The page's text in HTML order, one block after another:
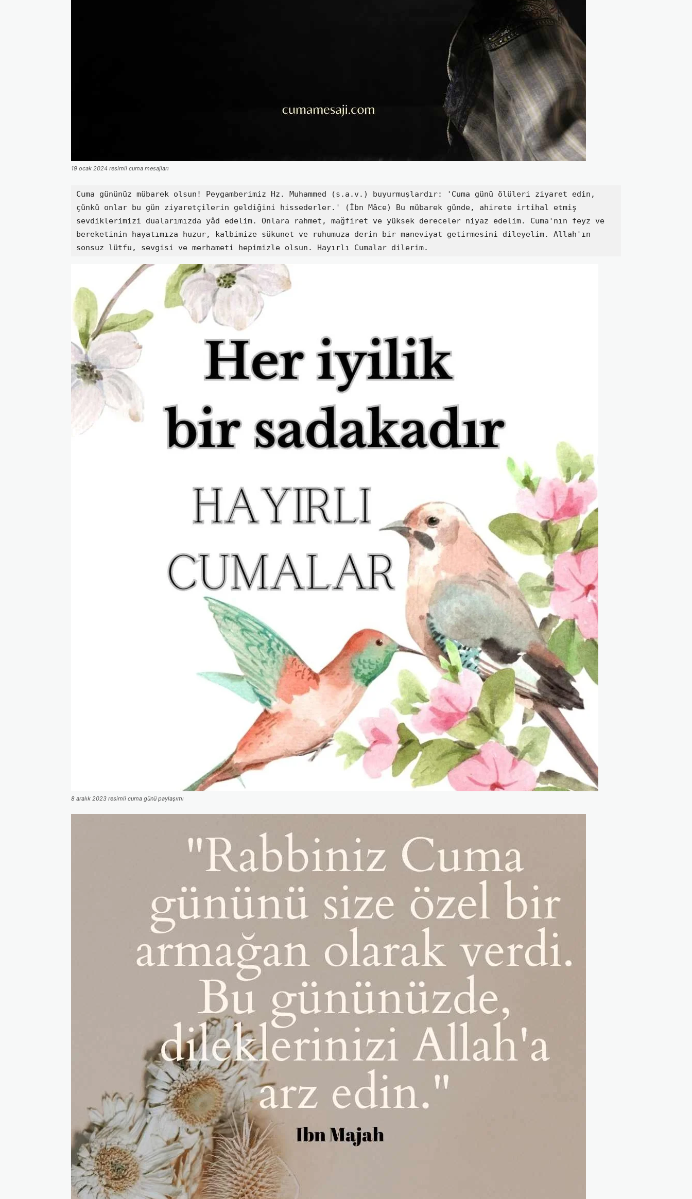
19 ocak 2024 resimli cuma mesajları
Cuma gününüz mübarek olsun! Peygamberimiz Hz. Muhammed (s.a.v.) buyurmuşlardır: 'Cuma günü ölüleri ziyaret edin,
çünkü onlar bu gün ziyaretçilerin geldiğini hissederler.' (İbn Mâce) Bu mübarek günde, ahirete irtihal etmiş
sevdiklerimizi dualarımızda yâd edelim. Onlara rahmet, mağfiret ve yüksek dereceler niyaz edelim. Cuma'nın feyz ve
bereketinin hayatımıza huzur, kalbimize sükunet ve ruhumuza derin bir maneviyat getirmesini dileyelim. Allah'ın
sonsuz lütfu, sevgisi ve merhameti hepimizle olsun. Hayırlı Cumalar dilerim.
8 aralık 2023 resimli cuma günü paylaşımı